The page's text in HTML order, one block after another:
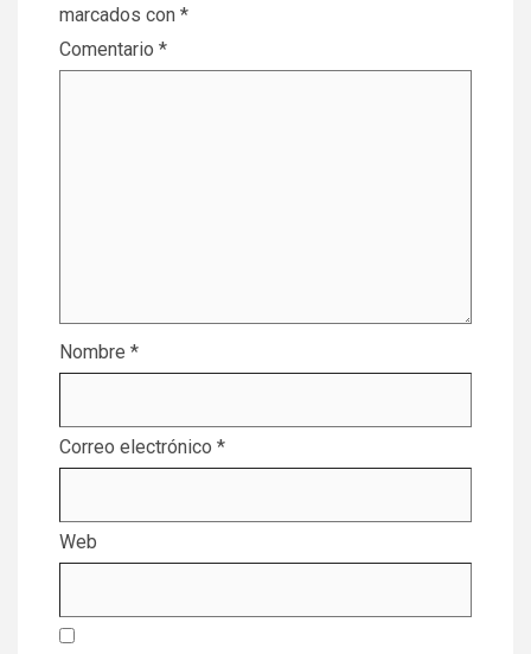
marcados con *
Comentario *
Nombre *
Correo electrónico *
Web